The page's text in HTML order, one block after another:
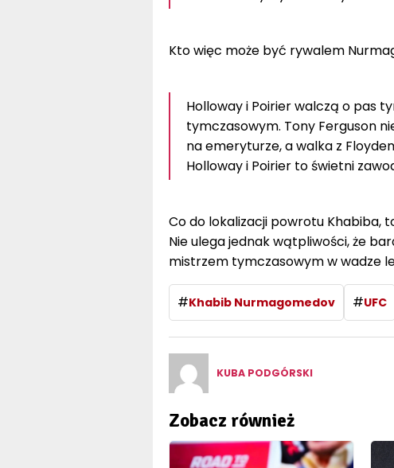
Kto więc może być rywalem
Holloway i Poirier walczą o pas
tymczasowym. Tony Ferguson
na emeryturze, a walka z
Holloway i Poirier to świetni
Co do lokalizacji powrotu Khabiba,
Nie ulega jednak wątpliwości, że
mistrzem tymczasowym w wadze
#Khabib Nurmagomedov #UFC
KUBA PODGÓRSKI
Zobacz również